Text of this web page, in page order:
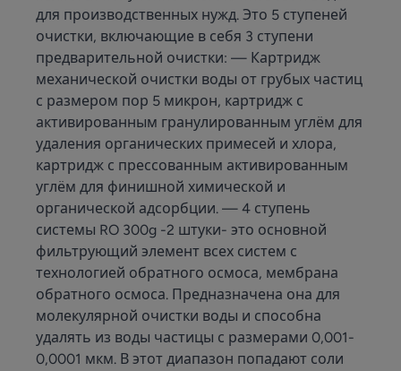
для производственных нужд. Это 5 ступеней
очистки, включающие в себя 3 ступени
предварительной очистки: — Картридж
механической очистки воды от грубых частиц
с размером пор 5 микрон, картридж с
активированным гранулированным углём для
удаления органических примесей и хлора,
картридж с прессованным активированным
углём для финишной химической и
органической адсорбции. — 4 ступень
системы RO 300g -2 штуки- это основной
фильтрующий элемент всех систем с
технологией обратного осмоса, мембрана
обратного осмоса. Предназначена она для
молекулярной очистки воды и способна
удалять из воды частицы с размерами 0,001-
0,0001 мкм. В этот диапазон попадают соли